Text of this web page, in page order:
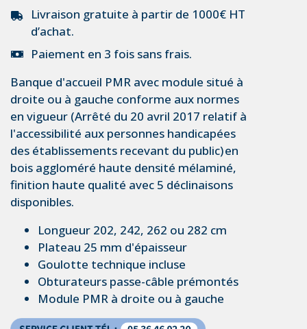
Livraison gratuite à partir de 1000€ HT
d’achat.
Paiement en 3 fois sans frais.
Banque d'accueil PMR avec module situé à
droite ou à gauche conforme aux normes
en vigueur (Arrêté du 20 avril 2017 relatif à
l'accessibilité aux personnes handicapées
des établissements recevant du public) en
bois aggloméré haute densité mélaminé,
finition haute qualité avec 5 déclinaisons
disponibles.
Longueur 202, 242, 262 ou 282 cm
Plateau 25 mm d'épaisseur
Goulotte technique incluse
Obturateurs passe-câble prémontés
Module PMR à droite ou à gauche